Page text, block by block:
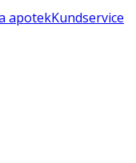
apotekKundservice